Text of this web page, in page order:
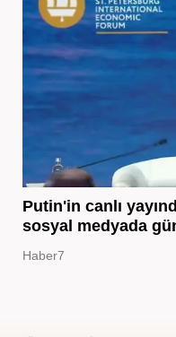
Putin'in canlı
sosyal medyada
Haber7